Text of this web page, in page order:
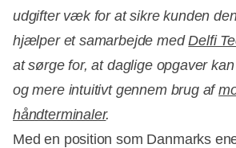
udgifter væk for at sikre kunden
hjælper et samarbejde medDelfi
at sørge for, at daglige opgaver
og mere intuitivt gennem brug af
håndterminaler.
Med en position som Danmarks